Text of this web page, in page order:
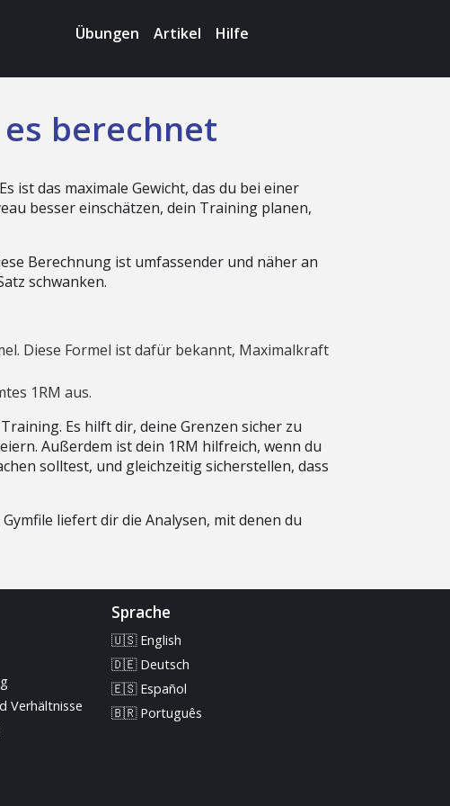
Übungen Artikel Hilfe
berechnet
ist das maximale Gewicht, das du bei einer
besser einschätzen, dein Training planen,
Berechnung ist umfassender und näher an
schwanken.
Diese Formel ist dafür bekannt, Maximalkraft
1RM aus.
Es hilft dir, deine Grenzen sicher zu
Außerdem ist dein 1RM hilfreich, wenn du
solltest, und gleichzeitig sicherstellen, dass
liefert dir die Analysen, mit denen du
Verhältnisse
Sprache
🇺🇸 English
🇩🇪 Deutsch
🇪🇸 Español
🇧🇷 Português